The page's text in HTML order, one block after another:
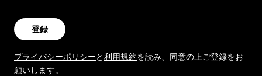
登録
プライバシーポリシーと利用規約を読み、同意の上ご登録をお
願いします。